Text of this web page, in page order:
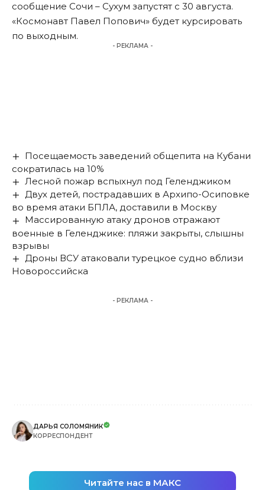
сообщение Сочи – Сухум запустят с 30 августа.
«Космонавт Павел Попович» будет курсировать
по выходным.
- РЕКЛАМА -
Посещаемость заведений общепита на Кубани
сократилась на 10%
Лесной пожар вспыхнул под Геленджиком
Двух детей, пострадавших в Архипо-Осиповке
во время атаки БПЛА, доставили в Москву
Массированную атаку дронов отражают
военные в Геленджике: пляжи закрыты, слышны
взрывы
Дроны ВСУ атаковали турецкое судно вблизи
Новороссийска
- РЕКЛАМА -
ДАРЬЯ СОЛОМЯНИК
КОРРЕСПОНДЕНТ
Читайте нас в МАКС